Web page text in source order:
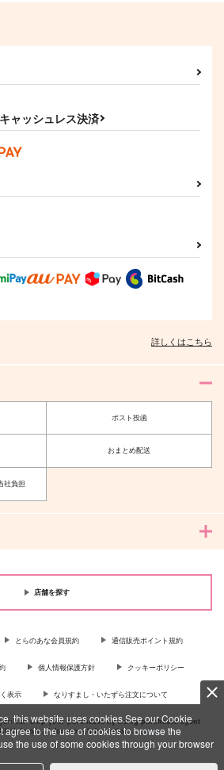
this website uses cookies.See our Cookie
agree to the use of cookies to browse the
the use of some cookies through your browser
キャッシュレス決済
詳しくはこちら
ポスト投函
おまとめ配送
社負担
店舗を探す
とらのあな会員規約 通信販売ポイント規約
個人情報保護方針 クッキーポリシー
表示 なりすまし・いたずら注文について
can ship your purchases by using purchases agent
Click {more…} for more information …more